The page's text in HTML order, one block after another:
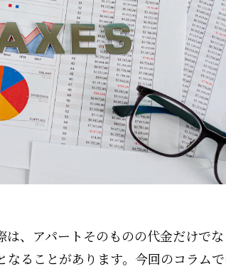
、アパートそのものの代金だけで
ることがあります。今回のコラム